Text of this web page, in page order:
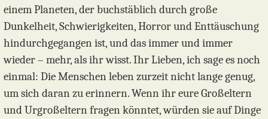
einem Planeten, der buchstäblich durch große
Dunkelheit, Schwierigkeiten, Horror und Enttäuschung
hindurchgegangen ist, und das immer und immer
wieder – mehr, als ihr wisst. Ihr Lieben, ich sage es noch
einmal: Die Menschen leben zurzeit nicht lange genug,
um sich daran zu erinnern. Wenn ihr eure Großeltern
und Urgroßeltern fragen könntet, würden sie auf Dinge